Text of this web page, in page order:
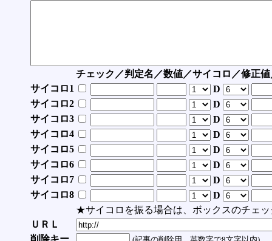
チェック／判定名／数値／サイコロ／修正
サイコロ1
D
サイコロ2
D
サイコロ3
D
サイコロ4
D
サイコロ5
D
サイコロ6
D
サイコロ7
D
サイコロ8
D
★サイコロを振る場合は、ボックスのチェッ
ＵＲＬ
削除キー